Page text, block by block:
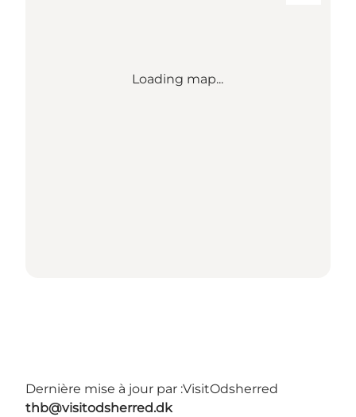
Loading map...
Dernière mise à jour par :VisitOdsherred
thb@visitodsherred.dk